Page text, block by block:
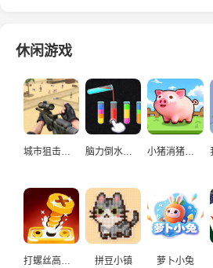
休闲游戏
城市狙击手游戏 脑力倒水挑战 小猪消猪猪游戏
打螺丝高手益智游戏 拼豆小镇 萝卜小兔